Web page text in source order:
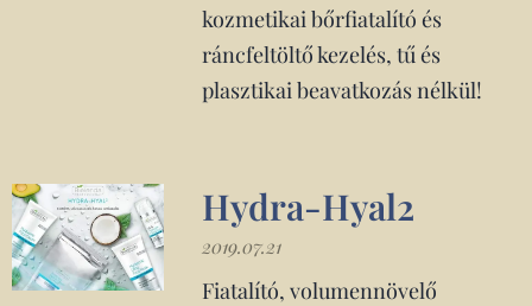
kozmetikai bőrfiatalító és
ráncfeltöltő kezelés, tű és
plasztikai beavatkozás nélkül!
Hydra-Hyal2
2019.07.21
Fiatalító, volumennövelő